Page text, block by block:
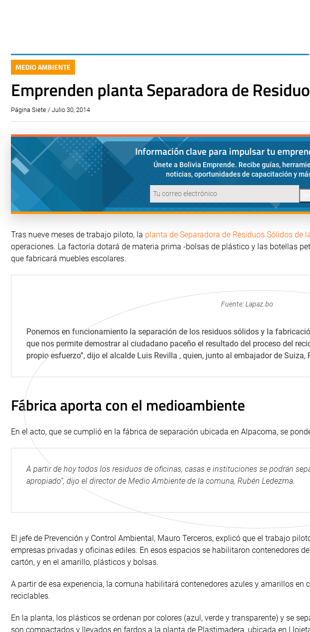
MEDIO AMBIENTE
Emprenden planta Separadora de
Página Siete / Julio 30, 2014
Información clave para impulsar tu
Únete a Bolivia Emprende. Recibe guías,
noticias, oportunidades de capacitación y
Tras nueve meses de trabajo piloto, la planta de Separadora de Residuos Sólidos de
operaciones. La factoría dotará de materia prima -bolsas de plástico y las botellas
que fabricará muebles escolares.
Fuente: Lapaz.bo
Ponemos en funcionamiento la separación de los residuos sólidos y la
que nos permite demostrar al ciudadano paceño el resultado del proceso del
propio esfuerzo”, dijo el alcalde Luis Revilla , quien, junto al embajador de
Fábrica aporta con el medioambiente
En el acto, que se cumplió en la fábrica de separación ubicada en Alpacoma, se
A partir de hoy todos los residuos de oficinas, casas e instituciones se podrán
apropiado”, dijo el director de Medio Ambiente de la comuna, Rubén Ledezma.
El jefe de Prevención y Control Ambiental, Mauro Terceros, explicó que el trabajo
empresas privadas y oficinas ediles. En esos espacios se habilitaron contenedores
cartón, y en el amarillo, plásticos y bolsas.
A partir de esa experiencia, la comuna habilitará contenedores azules y amarillos
reciclables.
En la planta, los plásticos se ordenan por colores (azul, verde y transparente) y se
son compactados y llevados en fardos a la planta de Plastimadera, ubicada en